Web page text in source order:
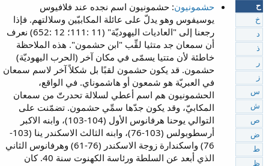
حشمونيون: حشمونيون اسم نجده عند فلافيوس
يوسيفوس وهو يدلّ على عائلة المكابيّين وسلالتهم. فإذا
رجعنا إلى "العاديات اليهوديّة" (11 :111؛ 12 :652) نعرف
أن سمعان جد متثيا لقِّب "ابن حشمون". هذه الملاحظة
خاطئة لأن متتيا يسمّى في مكان آخر (الحرب اليهوديّة)
حشمون. قد يكون حشمون لقبًا بل شكلاً آخر لاسم سمعان
في العبريّة هو شمعون أو هاشموناي. في الواقع،
الحشمونيون هم اسم أعطي لسلالة تحدرتّ من سمعان
المكابيّ، وقد يكون جدّها سمِّي حشمون. تضمّنت على
التوالي يوحنا هرفانوس الأول (104-103)، وابنه الاكبر
أرسطوبولس (103-76)، وابنه الثالث الاسكندر ينا (103-
76) واسكندارة زوجة الاسكندر (76-61) وهرفانوس الثاني
الذي أبعد عن السلطة ورئاسة الكهنوت سنة 40. كان
ح
خ
د
ذ
ر
ز
س
ش
ص
ض
ط
ظ